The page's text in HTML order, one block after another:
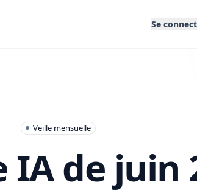
Se
Veille mensuelle
IA de juin